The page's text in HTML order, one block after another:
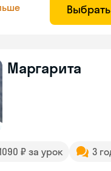
Маргарита
₽ за урок 3